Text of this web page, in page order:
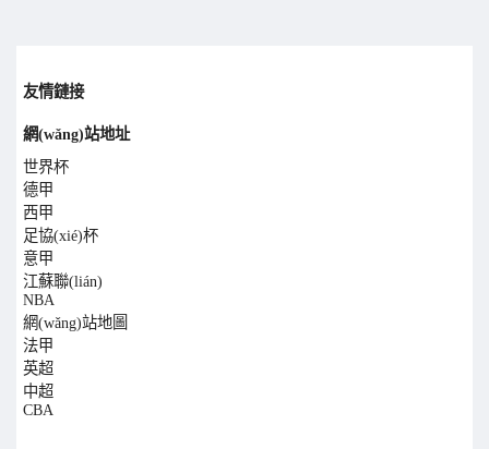
友情鏈接
網(wǎng)站地址
世界杯
德甲
西甲
足協(xié)杯
意甲
江蘇聯(lián)
NBA
網(wǎng)站地圖
法甲
英超
中超
CBA